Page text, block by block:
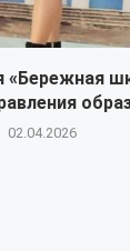
«Бережная
02.04.2026